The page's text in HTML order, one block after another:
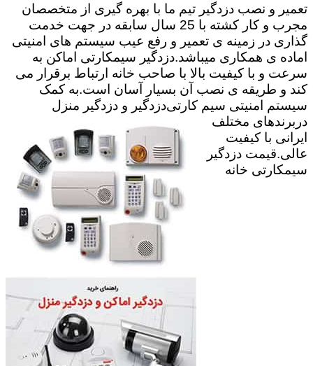
تعمیر و نصب دزدگیر تیم ما با بهره گیری از متخصصان
مجرب و کار کشته با 25 سال سابقه در جهت خدمت
گذاری در زمینه ی تعمیر و رفع عیب سیستم های امنیتی
اماده ی همکاری میباشد.دزدگیر سیمکارتی اماکن به
سرعت و با کیفیت بالا با صاحب خانه ارتباط برقرار می
کند و طریقه ی نصب آن بسیار آسان است.به کمک
سیستم امنیتی سیم کارتیدزدگیر و دزدگیر منزل
دربرندهای مختلف
ایرانی با کیفیت
عالی.قیمت دزدگیر
سیمکارتی خانه